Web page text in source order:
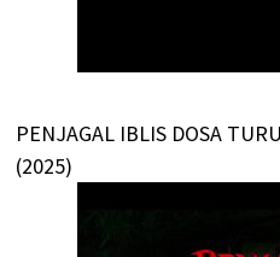
PENJAGAL IBLIS DOSA
(2025)